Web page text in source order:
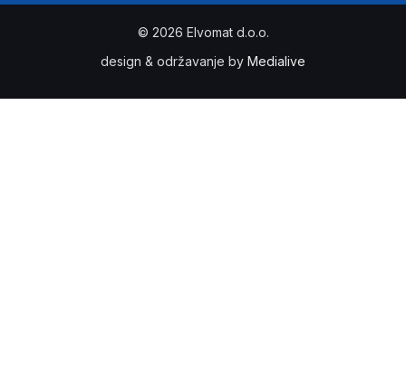
© 2026 Elvomat d.o.o.
design & održavanje by Medialive